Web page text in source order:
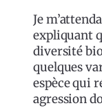
Je
expliquant
diversité
quelques
espèce qui
agression